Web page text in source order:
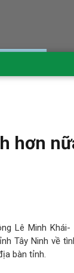
hơn
Lê Minh
Tây Ninh về
bàn tỉnh.